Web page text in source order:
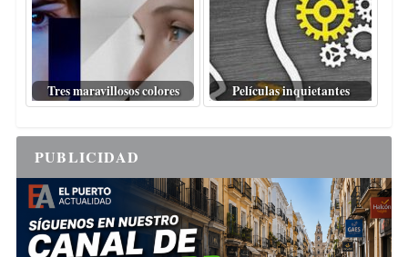
Tres maravillosos colores Películas inquietantes
PUBLICIDAD